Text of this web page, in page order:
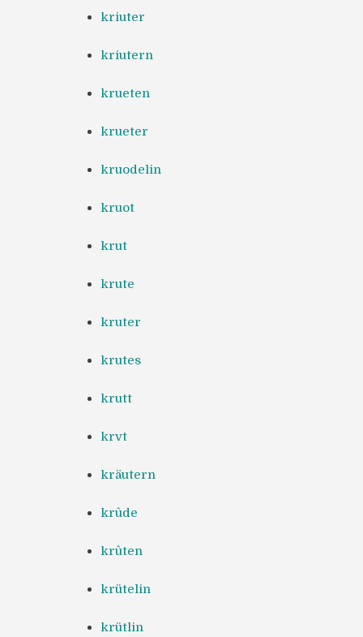
kriuter
kriutern
krueten
krueter
kruodelin
kruot
krut
krute
kruter
krutes
krutt
krvt
kräutern
krûde
krûten
krütelin
krütlin